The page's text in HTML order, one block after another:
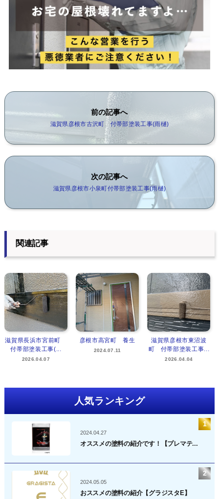
前の記事へ
滋賀県彦根市古沢町 付帯部塗装工事(雨樋)
次の記事へ
滋賀県彦根市小泉町付帯部塗装工事(雨樋)
関連記事
滋賀県長浜市宮前町
付帯部塗装工事(...
2026.04.07
彦根市高宮町 養生
2024.07.11
滋賀県彦根市東沼波
町 付帯部塗装工事...
2026.04.04
人気ランキング
2024.04.27
オススメの塗料の紹介です！【プレマテ...
2024.05.05
おススメの塗料の紹介【グラジスタE】